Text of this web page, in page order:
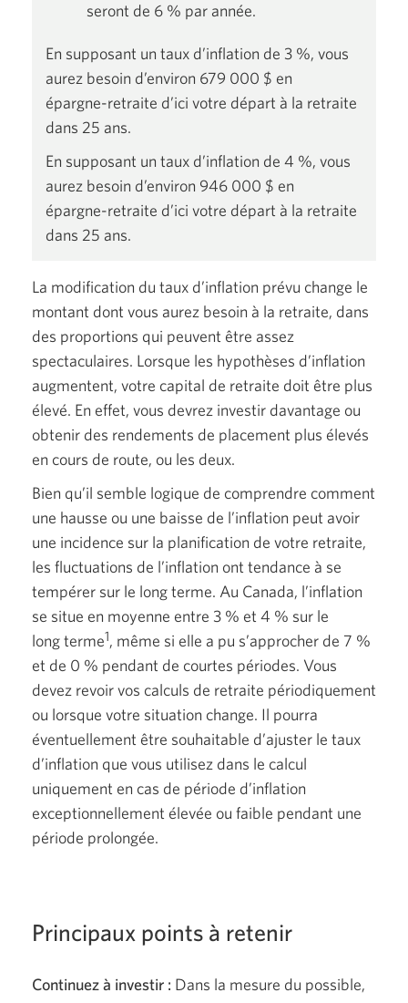
seront de 6 % par année.
En supposant un taux d’inflation de 3 %, vous
aurez besoin d’environ 679 000 $ en
épargne-retraite d’ici votre départ à la retraite
dans 25 ans.
En supposant un taux d’inflation de 4 %, vous
aurez besoin d’environ 946 000 $ en
épargne-retraite d’ici votre départ à la retraite
dans 25 ans.
La modification du taux d’inflation prévu change le
montant dont vous aurez besoin à la retraite, dans
des proportions qui peuvent être assez
spectaculaires. Lorsque les hypothèses d’inflation
augmentent, votre capital de retraite doit être plus
élevé. En effet, vous devrez investir davantage ou
obtenir des rendements de placement plus élevés
en cours de route, ou les deux.
Bien qu’il semble logique de comprendre comment
une hausse ou une baisse de l’inflation peut avoir
une incidence sur la planification de votre retraite,
les fluctuations de l’inflation ont tendance à se
tempérer sur le long terme. Au Canada, l’inflation
se situe en moyenne entre 3 % et 4 % sur le
long terme1, même si elle a pu s’approcher de 7 %
et de 0 % pendant de courtes périodes. Vous
devez revoir vos calculs de retraite périodiquement
ou lorsque votre situation change. Il pourra
éventuellement être souhaitable d’ajuster le taux
d’inflation que vous utilisez dans le calcul
uniquement en cas de période d’inflation
exceptionnellement élevée ou faible pendant une
période prolongée.
Principaux points à retenir
Continuez à investir : Dans la mesure du possible,